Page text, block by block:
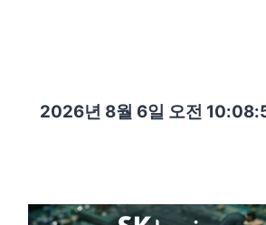
2026년 8월 6일 오전